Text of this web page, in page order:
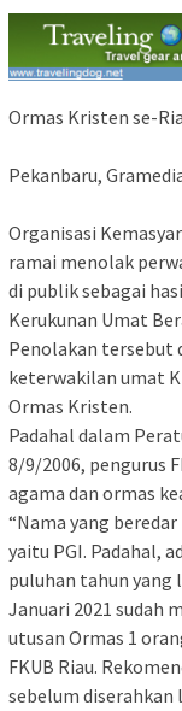
Ormas Kristen se-
Pekanbaru,
Organisasi
ramai menolak
di publik sebagai
Kerukunan Umat
Penolakan tersebut
keterwakilan umat
Ormas Kristen.
Padahal dalam
8/9/2006, pengurus
agama dan ormas
“Nama yang
yaitu PGI. Padahal,
puluhan tahun yang
Januari 2021 sudah
utusan Ormas 1
FKUB Riau.
sebelum diserahkan